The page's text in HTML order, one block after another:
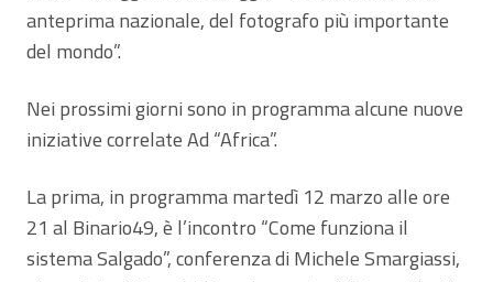
anteprima nazionale, del fotografo più importante
del mondo”.
Nei prossimi giorni sono in programma alcune nuove
iniziative correlate Ad “Africa”.
La prima, in programma martedì 12 marzo alle ore
21 al Binario49, è l’incontro “Come funziona il
sistema Salgado”, conferenza di Michele Smargiassi,